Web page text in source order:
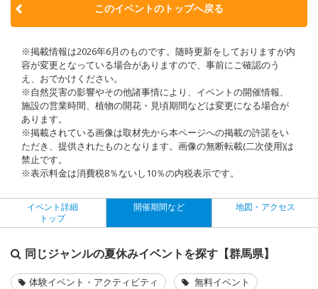
このイベントのトップへ戻る
※掲載情報は2026年6月のものです。随時更新をしておりますが内
容が変更となっている場合がありますので、事前にご確認のう
え、おでかけください。
※自然災害の影響やその他諸事情により、イベントの開催情報、
施設の営業時間、植物の開花・見頃期間などは変更になる場合が
あります。
※掲載されている画像は取材先から本ページへの掲載の許諾をい
ただき、提供されたものとなります。画像の無断転載(二次使用)は
禁止です。
※表示料金は消費税8％ないし10％の内税表示です。
イベント詳細
トップ
開催期間など 地図・アクセス
同じジャンルの夏休みイベントを探す【群馬県】
体験イベント・アクティビティ 無料イベント